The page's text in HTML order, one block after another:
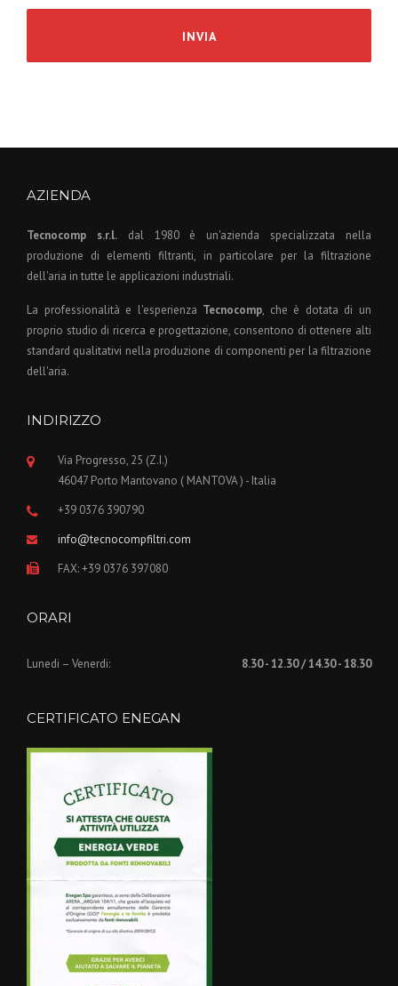
AZIENDA
Tecnocomp s.r.l.dal 1980 è un'azienda specializzata nella
produzione di elementi filtranti, in particolare per la filtrazione
dell'aria in tutte le applicazioni industriali.
La professionalità e l'esperienza Tecnocomp, che è dotata di un
proprio studio di ricerca e progettazione, consentono di ottenere alti
standard qualitativi nella produzione di componenti per la filtrazione
dell'aria.
INDIRIZZO
Via Progresso, 25 (Z.I.)
46047 Porto Mantovano ( MANTOVA ) - Italia
+39 0376 390790
info@tecnocompfiltri.com
FAX: +39 0376 397080
ORARI
Lunedi – Venerdi: 8.30 - 12.30 / 14.30 - 18.30
CERTIFICATO ENEGAN